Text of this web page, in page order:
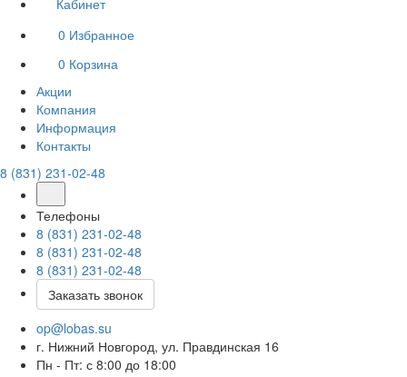
Кабинет
0 Избранное
0 Корзина
Акции
Компания
Информация
Контакты
8 (831) 231-02-48
Телефоны
8 (831) 231-02-48
8 (831) 231-02-48
8 (831) 231-02-48
Заказать звонок
op@lobas.su
г. Нижний Новгород, ул. Правдинская 16
Пн - Пт: с 8:00 до 18:00